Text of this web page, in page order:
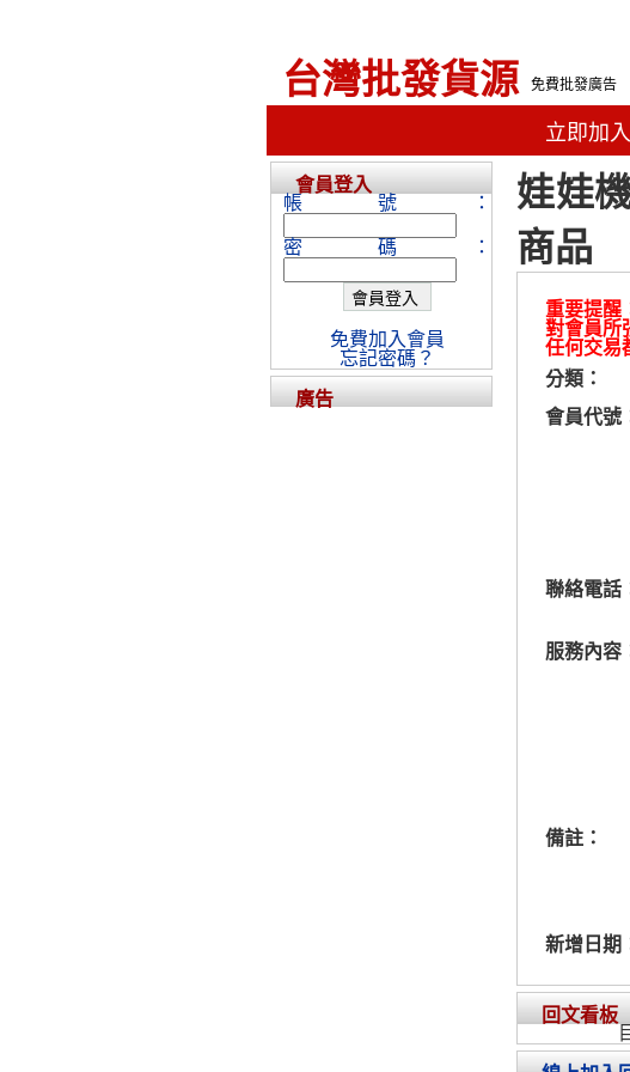
台灣批發貨源 免費批發廣告
立即加
娃娃
商品
重要提醒
對會員所
任何交易
分類：
會員代號
聯絡電話
服務內容
備註：
新增日期
回文看板
會員登入
帳號：
密碼：
免費加入會員
忘記密碼？
廣告